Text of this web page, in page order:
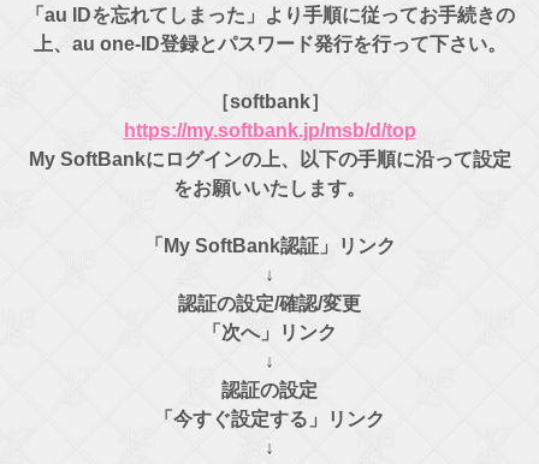
「au IDを忘れてしまった」より手順に従ってお手続きの
上、au one-ID登録とパスワード発行を行って下さい。
［softbank］
https://my.softbank.jp/msb/d/top
My SoftBankにログインの上、以下の手順に沿って設定
をお願いいたします。
「My SoftBank認証」リンク
↓
認証の設定/確認/変更
「次へ」リンク
↓
認証の設定
「今すぐ設定する」リンク
↓